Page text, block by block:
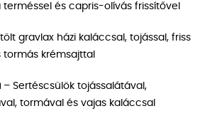
és capris-olívás frissítővel
gravlax házi kaláccsal, tojással, friss
tormás krémsajttal
– Sertéscsülök tojássalátával,
tormával és vajas kaláccsal